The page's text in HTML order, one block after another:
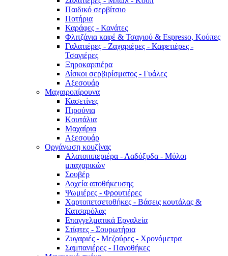
Παιδικό σερβίτσιο
Ποτήρια
Καράφες - Κανάτες
Φλιτζάνια καφέ & Τσαγιού & Espresso, Κούπες
Γαλατιέρες - Ζαχαριέρες - Καφετιέρες -
Τσαγιέρες
Ξηροκαρπιέρα
Δίσκοι σερβιρίσματος - Γυάλες
Αξεσουάρ
Μαχαιροπίρουνα
Κασετίνες
Πιρούνια
Κουτάλια
Μαχαίρια
Αξεσουάρ
Οργάνωση κουζίνας
Αλατοπιπεριέρα - Λαδόξυδα - Μύλοι
μπαχαρικών
Σουβέρ
Δοχεία αποθήκευσης
Ψωμιέρες - Φρουτιέρες
Χαρτοπετσετοθήκες - Βάσεις κουτάλας &
Κατσαρόλας
Επαγγελματικά Εργαλεία
Στίφτες - Σουρωτήρια
Ζυγαριές - Μεζούρες - Χρονόμετρα
Σαμπανιέρες - Παγοθήκες